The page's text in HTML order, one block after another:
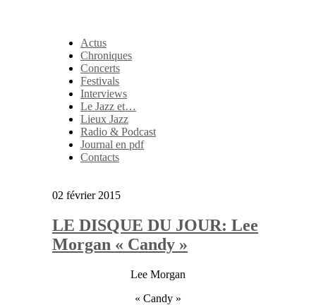
Actus
Chroniques
Concerts
Festivals
Interviews
Le Jazz et…
Lieux Jazz
Radio & Podcast
Journal en pdf
Contacts
02 février 2015
LE DISQUE DU JOUR: Lee
Morgan « Candy »
Lee Morgan
« Candy »